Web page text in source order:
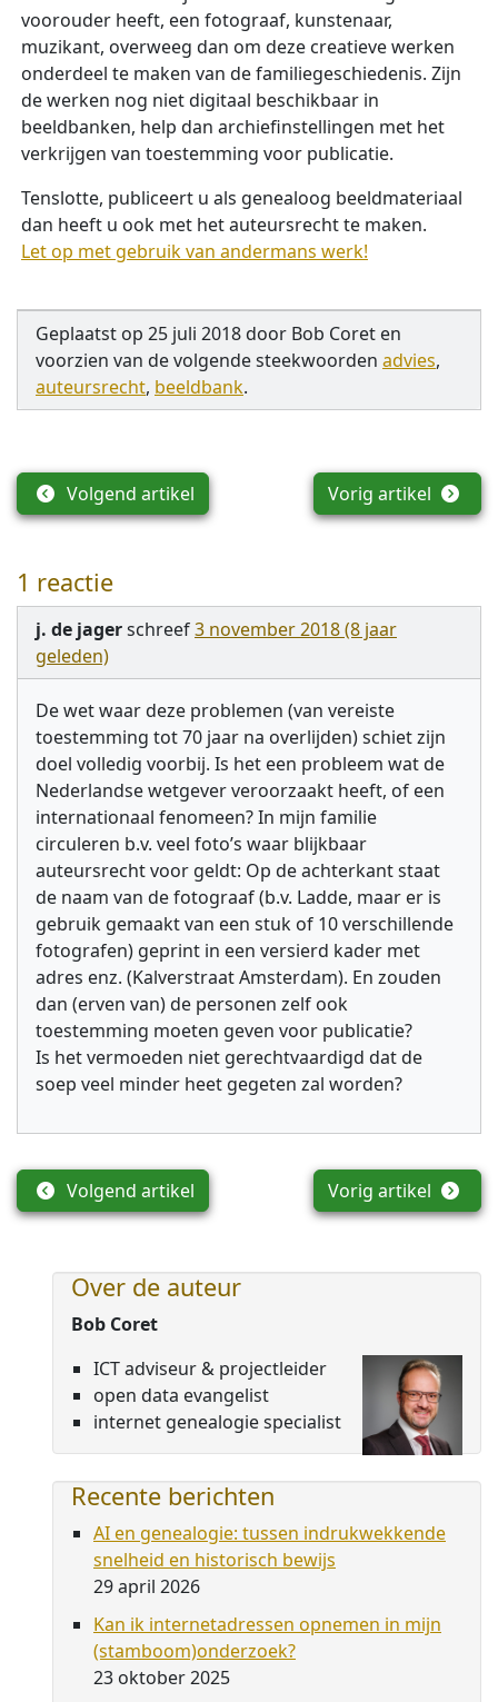
voorouder heeft, een fotograaf, kunstenaar,
muzikant, overweeg dan om deze creatieve werken
onderdeel te maken van de familiegeschiedenis. Zijn
de werken nog niet digitaal beschikbaar in
beeldbanken, help dan archiefinstellingen met het
verkrijgen van toestemming voor publicatie.
Tenslotte, publiceert u als genealoog beeldmateriaal
dan heeft u ook met het auteursrecht te maken.
Let op met gebruik van andermans werk!
Geplaatst op 25 juli 2018door Bob Coret en
voorzien van de volgende steekwoorden advies,
auteursrecht, beeldbank.
Vorig artikel
Volgend artikel
1 reactie
j. de jagerschreef3 november 2018 (8 jaar
geleden)
De wet waar deze problemen (van vereiste
toestemming tot 70 jaar na overlijden) schiet zijn
doel volledig voorbij. Is het een probleem wat de
Nederlandse wetgever veroorzaakt heeft, of een
internationaal fenomeen? In mijn familie
circuleren b.v. veel foto’s waar blijkbaar
auteursrecht voor geldt: Op de achterkant staat
de naam van de fotograaf (b.v. Ladde, maar er is
gebruik gemaakt van een stuk of 10 verschillende
fotografen) geprint in een versierd kader met
adres enz. (Kalverstraat Amsterdam). En zouden
dan (erven van) de personen zelf ook
toestemming moeten geven voor publicatie?
Is het vermoeden niet gerechtvaardigd dat de
soep veel minder heet gegeten zal worden?
Vorig artikel
Volgend artikel
Over de auteur
Bob Coret
ICT adviseur & projectleider
open data evangelist
internet genealogie specialist
Recente berichten
AI en genealogie: tussen indrukwekkende
snelheid en historisch bewijs
29 april 2026
Kan ik internetadressen opnemen in mijn
(stamboom)onderzoek?
23 oktober 2025